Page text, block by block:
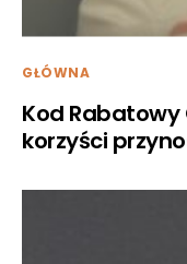
GŁÓWNA
Kod Rabatowy
korzyści